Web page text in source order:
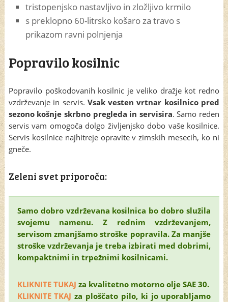
tristopenjsko nastavljivo in zložljivo krmilo
s preklopno 60-litrsko košaro za travo s
prikazom ravni polnjenja
Popravilo kosilnic
Popravilo poškodovanih kosilnic je veliko dražje kot redno
vzdrževanje in servis. Vsak vesten vrtnar kosilnico pred
sezono košnje skrbno pregleda in servisira. Samo reden
servis vam omogoča dolgo življenjsko dobo vaše kosilnice.
Servis kosilnice najhitreje opravite v zimskih mesecih, ko ni
gneče.
Zeleni svet priporoča:
Samo dobro vzdrževana kosilnica bo dobro služila
svojemu namenu. Z rednim vzdrževanjem,
servisom zmanjšamo stroške popravila. Za manjše
stroške vzdrževanja je treba izbirati med dobrimi,
kompaktnimi in trpežnimi kosilnicami.
KLIKNITE TUKAJ za kvalitetno motorno olje SAE 30.
KLIKNITE TKAJ za ploščato pilo, ki jo uporabljamo